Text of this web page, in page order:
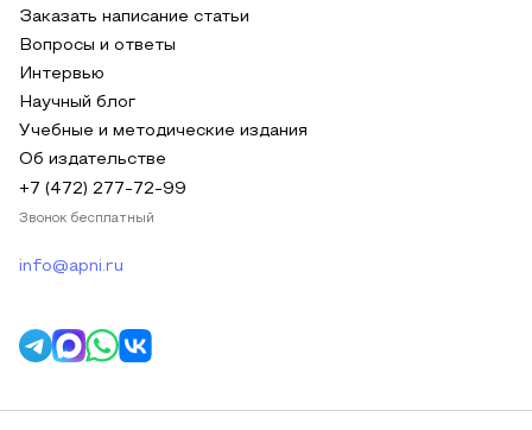
Заказать написание статьи
Вопросы и ответы
Интервью
Научный блог
Учебные и методические издания
Об издательстве
+7 (472) 277-72-99
Звонок бесплатный
info@apni.ru